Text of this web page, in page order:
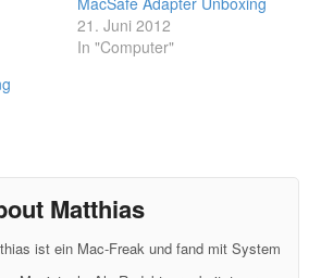
21. Juni 2012
In "Computer"
Matthias
ist ein Mac-Freak und fand mit System